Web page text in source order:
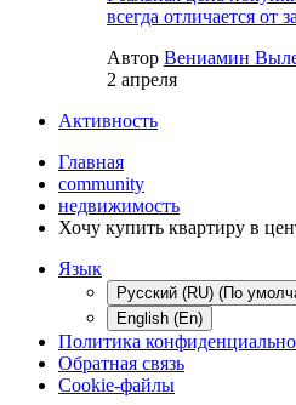
всегда отличается от
Автор Вениамин
2 апреля
Активность
Главная
community
недвижимость
Хочу купить квартиру в
Язык
Русский (RU) (По
English (En)
Политика
Обратная связь
Cookie-файлы